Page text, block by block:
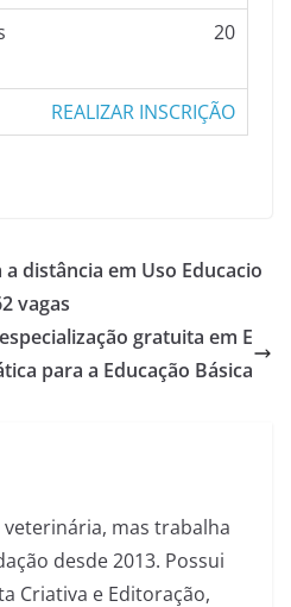
20
REALIZAR INSCRIÇÃO
distância em Uso Educacio
vagas
gratuita em E
para a Educação Básica
mas trabalha
desde 2013. Possui
Criativa e Editoração,